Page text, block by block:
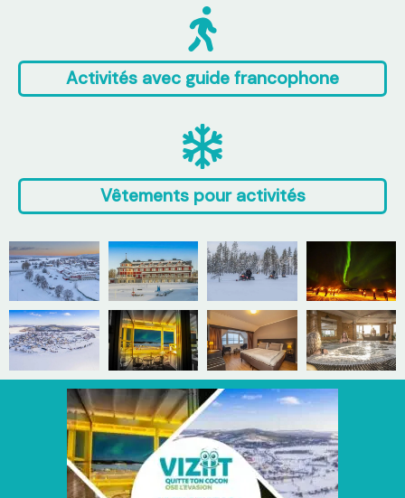
Activités avec guide francophone
Vêtements pour activités